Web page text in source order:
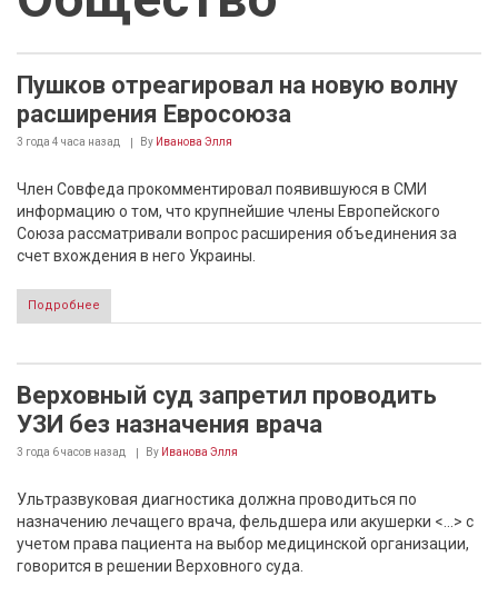
Пушков отреагировал на новую волну
расширения Евросоюза
3 года 4 часа назад By Иванова Элля
Член Совфеда прокомментировал появившуюся в СМИ
информацию о том, что крупнейшие члены Европейского
Союза рассматривали вопрос расширения объединения за
счет вхождения в него Украины.
Подробнее
Верховный суд запретил проводить
УЗИ без назначения врача
3 года 6 часов назад By Иванова Элля
Ультразвуковая диагностика должна проводиться по
назначению лечащего врача, фельдшера или акушерки <...> с
учетом права пациента на выбор медицинской организации,
говорится в решении Верховного суда.